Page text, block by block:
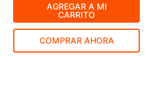
AGREGAR A MI
CARRITO
COMPRAR AHORA